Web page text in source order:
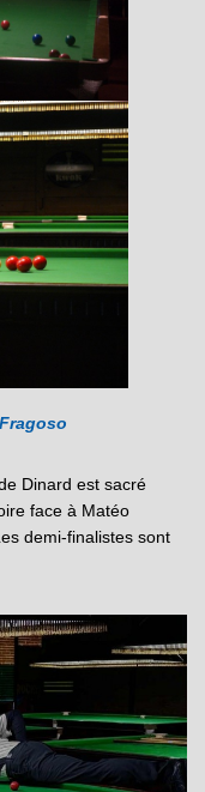
Dinard est sacré
face à Matéo
demi-finalistes sont